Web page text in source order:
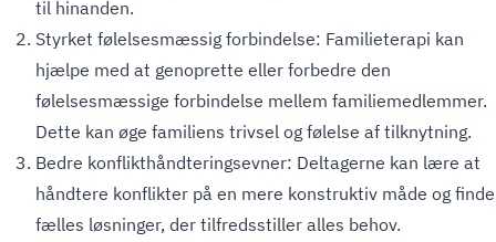
til hinanden.
Styrket følelsesmæssig forbindelse: Familieterapi kan
hjælpe med at genoprette eller forbedre den
følelsesmæssige forbindelse mellem familiemedlemmer.
Dette kan øge familiens trivsel og følelse af tilknytning.
Bedre konflikthåndteringsevner: Deltagerne kan lære at
håndtere konflikter på en mere konstruktiv måde og finde
fælles løsninger, der tilfredsstiller alles behov.